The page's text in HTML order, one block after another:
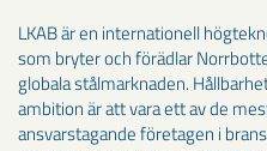
LKAB är en internationell
som bryter och förädlar
globala stålmarknaden.
ambition är att vara ett av de
ansvarstagande företagen i